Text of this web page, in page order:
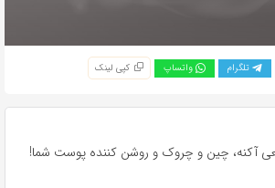
تلگرام واتساپ کپی لینک
آکنه، چین و چروک و روشن کننده پوست شما!